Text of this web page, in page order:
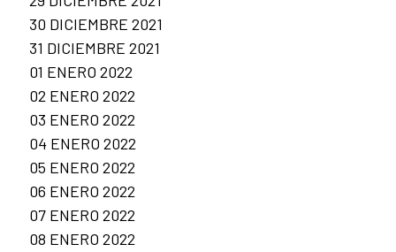
30 DICIEMBRE 2021
31 DICIEMBRE 2021
01 ENERO 2022
02 ENERO 2022
03 ENERO 2022
04 ENERO 2022
05 ENERO 2022
06 ENERO 2022
07 ENERO 2022
08 ENERO 2022